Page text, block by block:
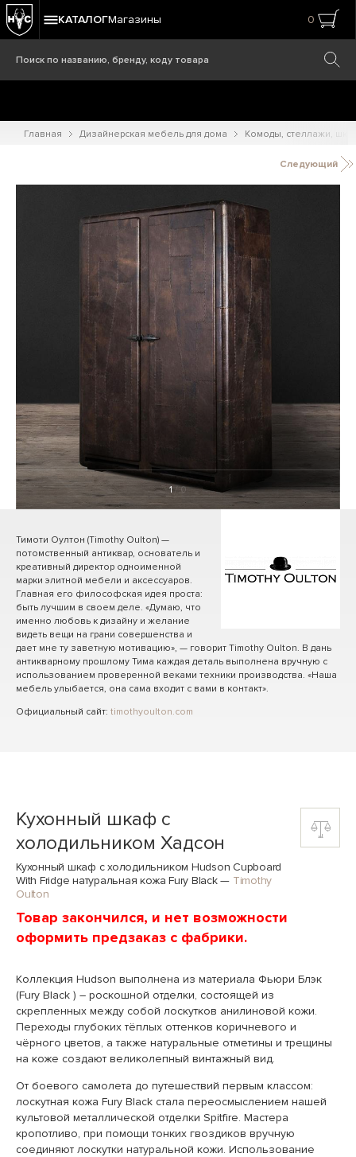
КАТАЛОГМагазины 0
Главная Дизайнерская мебель для дома Комоды, стеллажи,
Следующий
1/ 0
Тимоти Оултон (Timothy Oulton) —
потомственный антиквар, основатель и
креативный директор одноименной
марки элитной мебели и аксессуаров.
Главная его философская идея проста:
быть лучшим в своем деле. «Думаю, что
именно любовь к дизайну и желание
видеть вещи на грани совершенства и
дает мне ту заветную мотивацию», — говорит Timothy Oulton. В дань
антикварному прошлому Тима каждая деталь выполнена вручную с
использованием проверенной веками техники производства. «Наша
мебель улыбается, она сама входит с вами в контакт».
Официальный сайт: timothyoulton.com
Кухонный шкаф с
холодильником Хадсон
Кухонный шкаф с холодильником Hudson Cupboard
With Fridge натуральная кожа Fury Black— Timothy
Oulton
Товар закончился, и нет возможности
оформить предзаказ с фабрики.
Коллекция Hudson выполнена из материала Фьюри Блэк
(Fury Black ) – роскошной отделки, состоящей из
скрепленных между собой лоскутков анилиновой кожи.
Переходы глубоких тёплых оттенков коричневого и
чёрного цветов, а также натуральные отметины и трещины
на коже создают великолепный винтажный вид.
От боевого самолета до путешествий первым классом:
лоскутная кожа Fury Black стала переосмыслением нашей
культовой металлической отделки Spitfire. Мастера
кропотливо, при помощи тонких гвоздиков вручную
соединяют лоскутки натуральной кожи. Использование